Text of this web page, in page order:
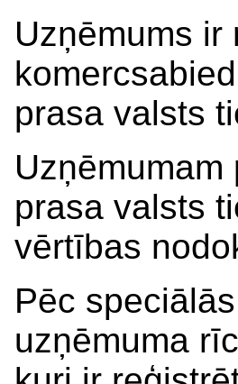
Uzņēmums
prasa valsts
prasa valsts
vērtības
Pēc
uzņēmuma